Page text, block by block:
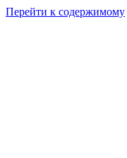
Перейти к содержимому